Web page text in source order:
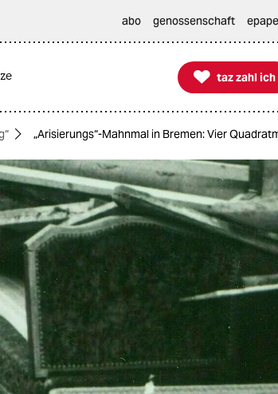
abo genossenschaft

taz zahl ich
taz zahl ich
„Arisierungs“-Mahnmal in Bremen: Vier